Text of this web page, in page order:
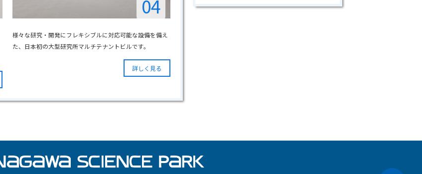
04
様々な研究・開発にフレキシブルに対応可能な設備を備え
た、日本初の大型研究所マルチテナントビルです。
詳しく見る